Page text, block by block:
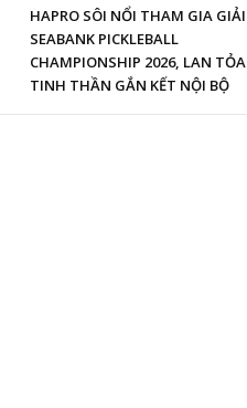
HAPRO SÔI NỔI THAM GIA GIẢI
SEABANK PICKLEBALL
CHAMPIONSHIP 2026, LAN TỎA
TINH THẦN GẮN KẾT NỘI BỘ